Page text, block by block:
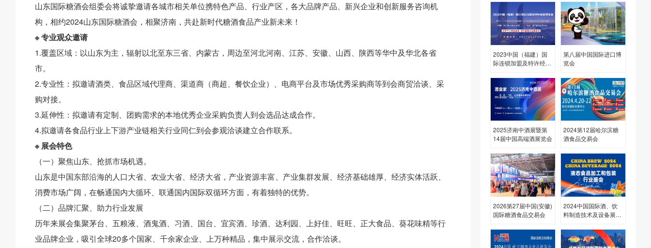
山东国际糖酒会组委会将诚挚邀请各城市相关单位携特色产品、行业产区，各大品牌产品、新兴企业和创新服务咨询机
构，相约2024山东国际糖酒会，相聚济南，共赴新时代糖酒食品产业新未来！
※ 专业观众邀请
1.覆盖区域：以山东为主，辐射以北至东三省、内蒙古，周边至河北河南、江苏、安徽、山西、陕西等华中及华北各省
市。
2.专业性：拟邀请酒类、食品区域代理商、渠道商（商超、餐饮企业）、电商平台及市场优秀采购商等到会商贸洽谈、采
购对接。
3.延伸性：拟邀请有定制、团购需求的本地优秀企业采购负责人到会选品达成合作。
4.拟邀请各食品行业上下游产业链相关行业同仁到会参观洽谈建立合作联系。
※ 展会特色
（一）聚焦山东、抢抓市场机遇。
山东是中国东部沿海的人口大省、农业大省、经济大省，产业资源丰富、产业集群发展、经济基础雄厚、经济实体活跃、
消费市场广阔，在畅通国内大循环、联通国内国际双循环方面，有着独特的优势。
（二）品牌汇聚、助力行业发展
历年来展会集聚茅台、五粮液、酒鬼酒、习酒、国台、宜宾酒、珍酒、达利园、上好佳、旺旺、正大食品、葵花味精等行
业品牌企业，吸引全球20多个国家、千余家企业、上万种精品，集中展示交流，合作洽谈。
2023中国（福建）国
际连锁加盟及特许经营
第八届中国国际进口博
览会
2025济南中酒展暨第
14届中国高端酒展览会
2024第12届哈尔滨糖
酒食品交易会
2026第27届中国(安徽)
国际糖酒食品交易会
2024中国国际酒、饮
料制造技术及设备展览